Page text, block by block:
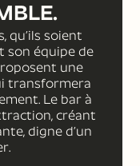
qu’ils soient
son équipe de
une
transformera
Le bar à
créant
digne d’un